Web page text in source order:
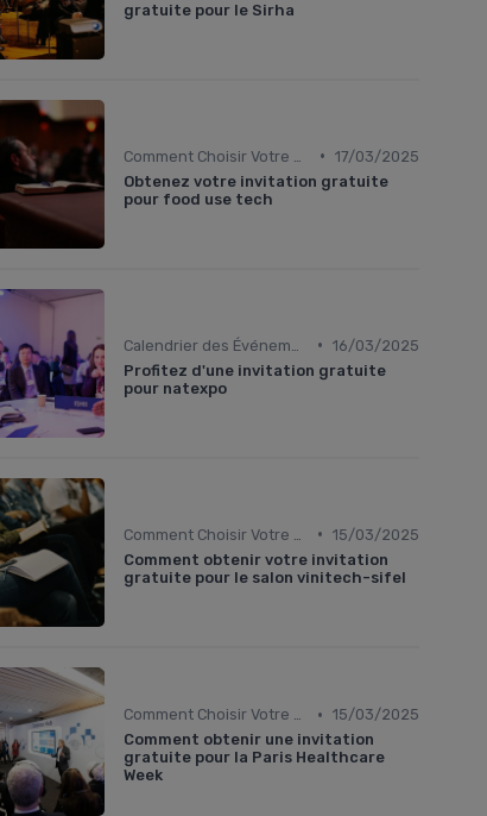
gratuite pour le Sirha
• 17/03/2025
Obtenez votre invitation gratuite
pour food use tech
• 16/03/2025
Profitez d'une invitation gratuite
pour natexpo
• 15/03/2025
Comment obtenir votre invitation
gratuite pour le salon vinitech-sifel
Comment Choisir Votre Événement • 15/03/2025
Comment obtenir une invitation
gratuite pour la Paris Healthcare
Week